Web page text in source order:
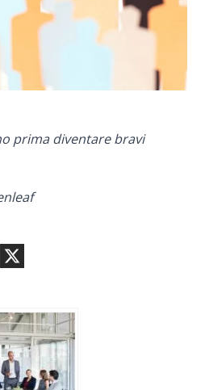
prima diventare bravi